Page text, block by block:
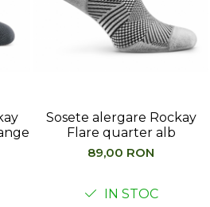
Sosete alergare Rockay
Flare quarter alb
89,00 RON
IN STOC